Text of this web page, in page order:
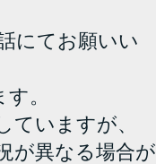
にてお願いい
。
ていますが、
が異なる場合が